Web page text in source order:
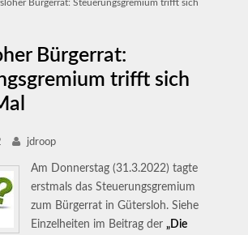
Bürgerrat: Steuerungsgremium trifft sich
Bürgerrat:
trifft sich
jdroop
Am Donnerstag (31.3.2022) tagte
erstmals das Steuerungsgremium
zum Bürgerrat in Gütersloh. Siehe
Einzelheiten im Beitrag der„Die